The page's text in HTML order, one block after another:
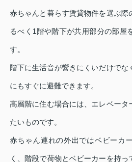
赤ちゃんと暮らす賃貸物件を選ぶ際
るべく1階や階下が共用部分の部屋
す。
階下に生活音が響きにくいだけでな
にもすぐに避難できます。
高層階に住む場合には、エレベータ
たいものです。
赤ちゃん連れの外出ではベビーカ
く、階段で荷物とベビーカーを持